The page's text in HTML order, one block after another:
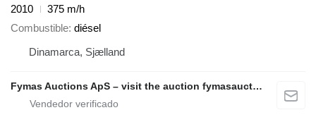
2010
375 m/h
Combustible diésel
Dinamarca, Sjælland
Fymas Auctions ApS – visit the auction fymasauctions.dk